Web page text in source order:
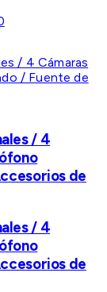
/ 4
de
/ 4
de